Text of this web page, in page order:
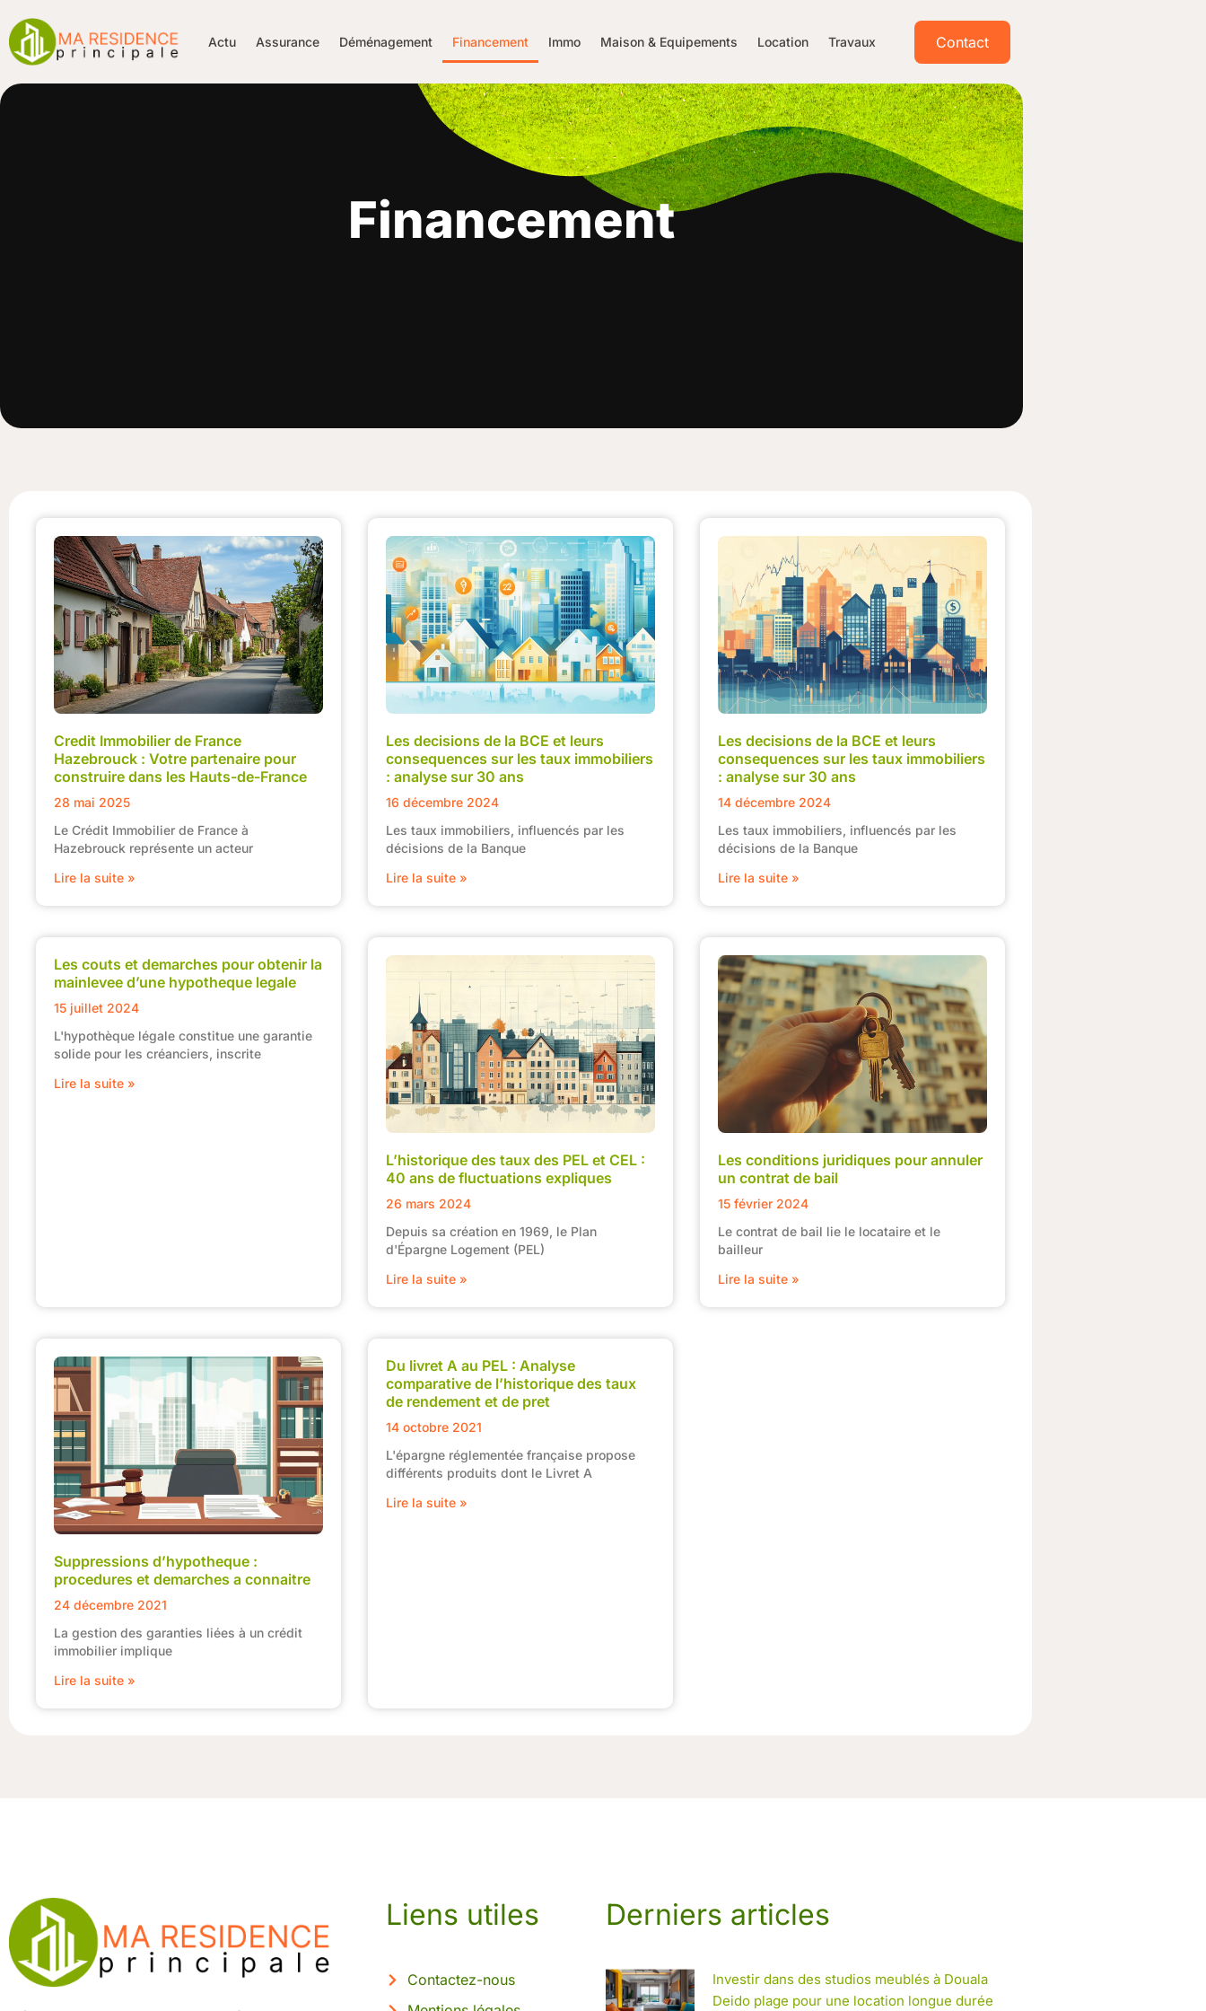
Actu Assurance Déménagement Financement Immo Maison & Equipements Location Travaux Contact
Financement
Credit Immobilier de France
Hazebrouck : Votre partenaire pour
construire dans les Hauts-de-France
28 mai 2025
Le Crédit Immobilier de France à
Hazebrouck représente un acteur
Lire la suite »
Les decisions de la BCE et leurs
consequences sur les taux immobiliers
: analyse sur 30 ans
16 décembre 2024
Les taux immobiliers, influencés par les
décisions de la Banque
Lire la suite »
Les decisions de la BCE et leurs
consequences sur les taux immobiliers
: analyse sur 30 ans
14 décembre 2024
Les taux immobiliers, influencés par les
décisions de la Banque
Lire la suite »
Les couts et demarches pour obtenir la
mainlevee d’une hypotheque legale
15 juillet 2024
L'hypothèque légale constitue une garantie
solide pour les créanciers, inscrite
Lire la suite »
L’historique des taux des PEL et CEL :
40 ans de fluctuations expliques
26 mars 2024
Depuis sa création en 1969, le Plan
d'Épargne Logement (PEL)
Lire la suite »
Les conditions juridiques pour annuler
un contrat de bail
15 février 2024
Le contrat de bail lie le locataire et le
bailleur
Lire la suite »
Suppressions d’hypotheque :
procedures et demarches a connaitre
24 décembre 2021
La gestion des garanties liées à un crédit
immobilier implique
Lire la suite »
Du livret A au PEL : Analyse
comparative de l’historique des taux
de rendement et de pret
14 octobre 2021
L'épargne réglementée française propose
différents produits dont le Livret A
Lire la suite »
Liens utiles
Contactez-nous
Derniers articles
Investir dans des studios meublés à Douala
Deido plage pour une location longue durée